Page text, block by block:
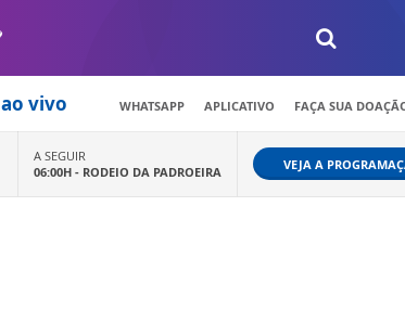
ao vivo WHATSAPP APLICATIVO FAÇA SUA
A SEGUIR
06:00H - RODEIO DA PADROEIRA VEJA A